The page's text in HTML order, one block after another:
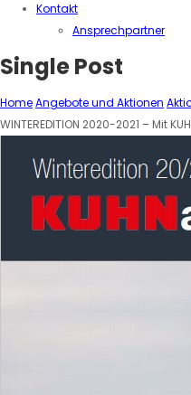
Kontakt
Ansprechpartner
Single Post
HomeAngebote und Aktionen
WINTEREDITION 2020-2021 – Mit